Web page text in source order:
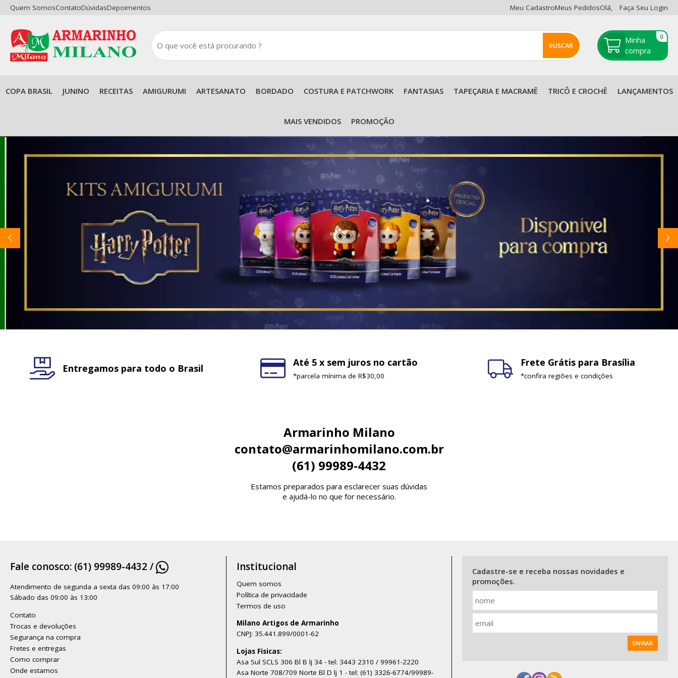
Quem SomosContatoDúvidasDepoimentos Meu CadastroMeus PedidosOlá, Faça Seu Login
COPA BRASIL JUNINO RECEITAS AMIGURUMI ARTESANATO BORDADO COSTURA E PATCHWORK FANTASIAS TAPEÇARIA E MACRAMÊ TRICÔ E CROCHÊ LANÇAMENTOS
MAIS VENDIDOS PROMOÇÃO
Entregamos para todo o Brasil Até 5 x sem juros no cartão
*parcela mínima de R$30,00
Frete Grátis para Brasília
*confira regiões e condições
0
Armarinho Milano
contato@armarinhomilano.com.br
(61) 99989-4432
Estamos preparados para esclarecer suas dúvidas
e ajudá-lo no que for necessário.
Fale conosco: (61) 99989-4432 /
Atendimento de segunda a sexta das 09:00 às 17:00
Sábado das 09:00 às 13:00
Contato
Trocas e devoluções
Segurança na compra
Fretes e entregas
Como comprar
Onde estamos
Institucional
Quem somos
Política de privacidade
Termos de uso
Milano Artigos de Armarinho
CNPJ: 35.441.899/0001-62
Lojas Fisicas:
Asa Sul SCLS 306 Bl B lj 34 - tel: 3443 2310 / 99961-2220
Asa Norte 708/709 Norte Bl D lj 1 - tel: (61) 3326-6774/99989-
Cadastre-se e receba nossas novidades e
promoções.
ENVIAR